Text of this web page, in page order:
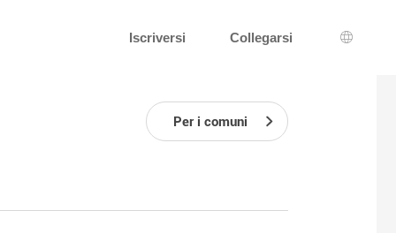
Iscriversi Collegarsi
Scelta
Per i comuni